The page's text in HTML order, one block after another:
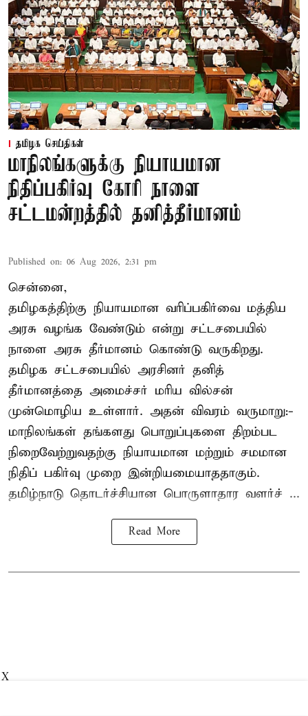
தமிழக செய்திகள்
மாநிலங்களுக்கு நியாயமான
நிதிப்பகிர்வு கோரி நாளை
சட்டமன்றத்தில் தனித்தீர்மானம்
Published on: 06 Aug 2026, 2:31 pm
சென்னை,
தமிழகத்திற்கு நியாயமான வரிப்பகிர்வை மத்திய
அரசு வழங்க வேண்டும் என்று சட்டசபையில்
நாளை அரசு தீர்மானம் கொண்டு வருகிறது.
தமிழக சட்டசபையில் அரசினர் தனித்
தீர்மானத்தை அமைச்சர் மரிய வில்சன்
முன்மொழிய உள்ளார். அதன் விவரம் வருமாறு:-
மாநிலங்கள் தங்களது பொறுப்புகளை திறம்பட
நிறைவேற்றுவதற்கு நியாயமான மற்றும் சமமான
நிதிப் பகிர்வு முறை இன்றியமையாததாகும்.
தமிழ்நாடு தொடர்ச்சியான பொருளாதார வளர்ச் ...
Read More
X